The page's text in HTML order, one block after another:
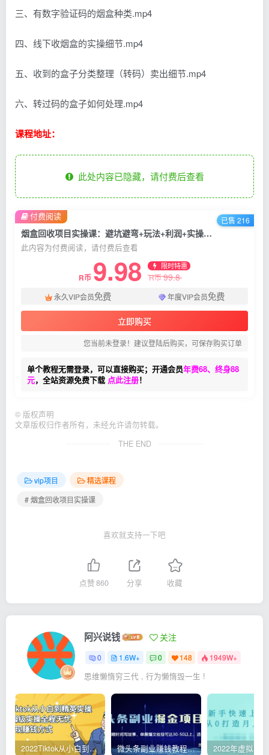
三、有数字验证码的烟盒种类.mp4
四、线下收烟盒的实操细节.mp4
五、收到的盒子分类整理（转码）卖出细节.mp4
六、转过码的盒子如何处理.mp4
课程地址：
此处内容已隐藏，请付费后查看
烟盒回收项目实操课：避坑避弯+玩法+利润+实操细节+回收渠道等
此内容为付费阅读，请付费后查看
R币 9.98 限时特惠
R币99.8
永久VIP会员免费 年度VIP会员免费
立即购买
您当前未登录！建议登陆后购买，可保存购买订单
单个教程无需登录，可以直接购买；开通会员年费68、终身88
元，全站资源免费下载 点此注册！
付费阅读 已售 216
© 版权声明
文章版权归作者所有，未经允许请勿转载。
THE END
vip项目
精选课程
# 烟盒回收项目实操课
喜欢就支持一下吧
点赞860 分享 收藏
阿兴说钱 关注
0 1.6W+ 0 148 1949W+
思维懒惰穷三代 , 行为懒惰毁一生 !
2022Tiktok从小白到精英实操，0-1保姆级实操全程无忧，多种变现赚钱方式 微头条副业赚钱教程，项目单号单天做到50-100+收益